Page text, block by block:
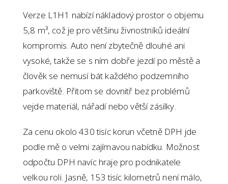
Verze L1H1 nabízí nákladový prostor o objemu
5,8 m³, což je pro většinu živnostníků ideální
kompromis. Auto není zbytečně dlouhé ani
vysoké, takže se s ním dobře jezdí po městě a
člověk se nemusí bát každého podzemního
parkoviště. Přitom se dovnitř bez problémů
vejde materiál, nářadí nebo větší zásilky.
Za cenu okolo 430 tisíc korun včetně DPH jde
podle mě o velmi zajímavou nabídku. Možnost
odpočtu DPH navíc hraje pro podnikatele
velkou roli. Jasně, 153 tisíc kilometrů není málo,